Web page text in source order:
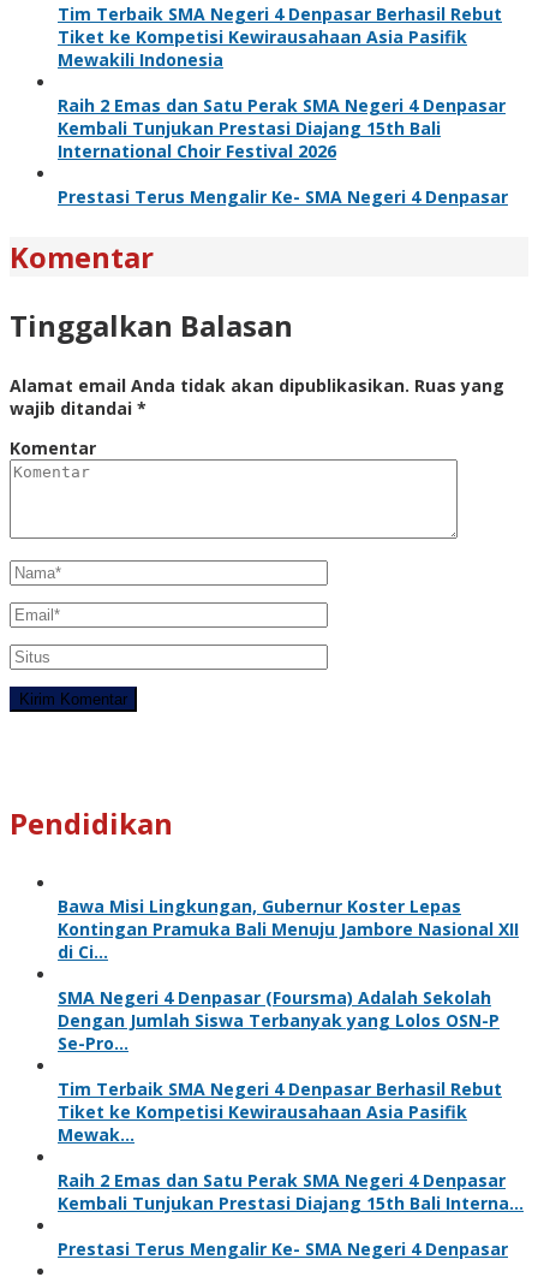
Tim Terbaik SMA Negeri 4 Denpasar Berhasil Rebut
Tiket ke Kompetisi Kewirausahaan Asia Pasifik
Mewakili Indonesia
Raih 2 Emas dan Satu Perak SMA Negeri 4 Denpasar
Kembali Tunjukan Prestasi Diajang 15th Bali
International Choir Festival 2026
Prestasi Terus Mengalir Ke- SMA Negeri 4 Denpasar
Komentar
Tinggalkan Balasan
Alamat email Anda tidak akan dipublikasikan. Ruas yang
wajib ditandai *
Komentar
Pendidikan
Bawa Misi Lingkungan, Gubernur Koster Lepas
Kontingan Pramuka Bali Menuju Jambore Nasional XII
di Ci…
SMA Negeri 4 Denpasar (Foursma) Adalah Sekolah
Dengan Jumlah Siswa Terbanyak yang Lolos OSN-P
Se-Pro…
Tim Terbaik SMA Negeri 4 Denpasar Berhasil Rebut
Tiket ke Kompetisi Kewirausahaan Asia Pasifik
Mewak…
Raih 2 Emas dan Satu Perak SMA Negeri 4 Denpasar
Kembali Tunjukan Prestasi Diajang 15th Bali Interna…
Prestasi Terus Mengalir Ke- SMA Negeri 4 Denpasar